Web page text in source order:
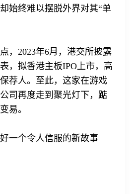
始终难以摆脱外界对其“单
，2023年6月，港交所披露
，拟香港主板IPO上市，高
荐人。至此，这家在游戏
司再度走到聚光灯下，踮
易。
一个令人信服的新故事